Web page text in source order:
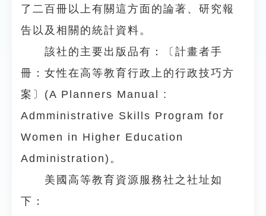
了二百冊以上有關這方面的論著、研究報
告以及相關的統計資料。
該社的主要出版品有：〔計畫者手
冊：女性在高等教育行政上的行政技巧方
案〕(A Planners Manual :
Admministrative Skills Program for
Women in Higher Education
Administration)。
美國高等教育資源服務社之社址如
下：